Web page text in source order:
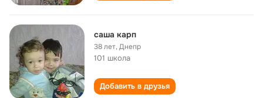
саша карп
38 лет,Днепр
101 школа
Добавить в друзья